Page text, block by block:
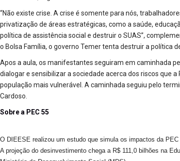
“Não existe crise. A crise é somente para nós,
privatização de áreas estratégicas, como a saúde,
política de assistência social e destruir o SUAS”,
o Bolsa Família, o governo Temer tenta destruir a política
Apos a aula, os manifestantes seguiram em caminhada
dialogar e sensibilizar a sociedade acerca dos riscos que
população mais vulnerável. A caminhada seguiu pelo
Cardoso.
Sobre a PEC 55
O DIEESE realizou um estudo que simula os impactos da
A projeção do desinvestimento chega a R$ 111,0 bilhões na